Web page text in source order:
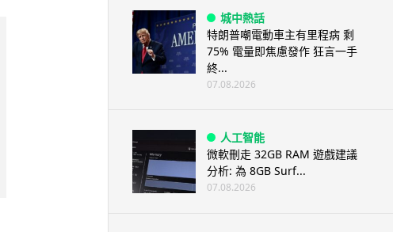
城中熱話
特朗普嘲電動車主有里程病 剩
75% 電量即焦慮發作 狂言一手
終...
07.08.2026
人工智能
微軟刪走 32GB RAM 遊戲建議
分析: 為 8GB Surf...
07.08.2026